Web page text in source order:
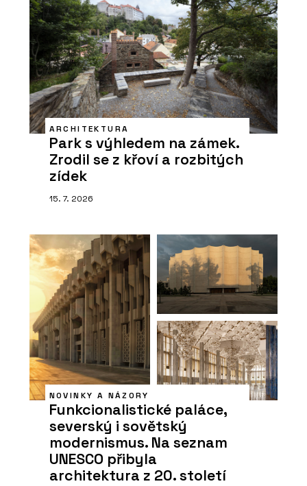
ARCHITEKTURA
Park s výhledem na zámek.
Zrodil se z křoví a rozbitých
zídek
15. 7. 2026
NOVINKY A NÁZORY
Funkcionalistické paláce,
severský i sovětský
modernismus. Na seznam
UNESCO přibyla
architektura z 20. století